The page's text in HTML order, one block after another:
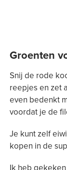
Groenten
Snij de rode
reepjes en zet
even bedenkt
voordat je de
Je kunt zelf
kopen in de
Ik heb